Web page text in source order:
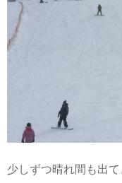
少しずつ晴れ間も出て